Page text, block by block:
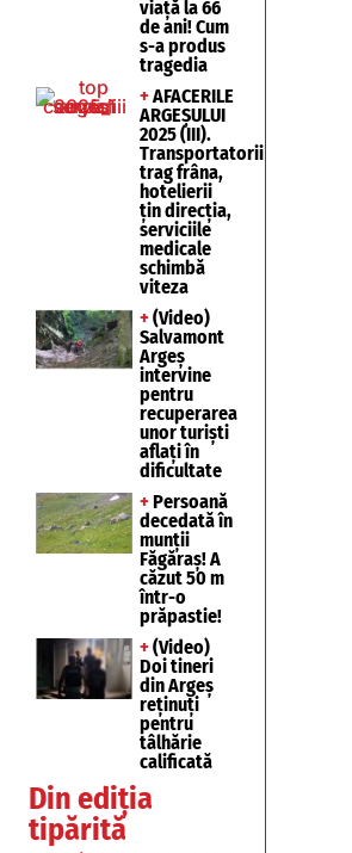
viață la 66
de ani! Cum
s-a produs
tragedia
+ AFACERILE
ARGEȘULUI
2025 (III).
Transportatorii
trag frâna,
hotelierii
țin direcția,
serviciile
medicale
schimbă
viteza
+ (Video)
Salvamont
Argeș
intervine
pentru
recuperarea
unor turişti
aflaţi în
dificultate
+ Persoană
decedată în
munții
Făgăraș! A
căzut 50 m
într-o
prăpastie!
+ (Video)
Doi tineri
din Argeș
reținuți
pentru
tâlhărie
calificată
Din ediția
tipărită